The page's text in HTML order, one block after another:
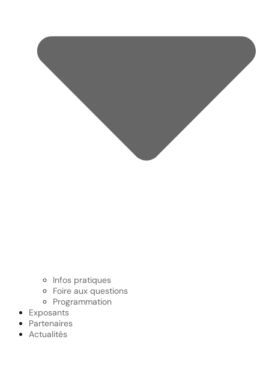
Infos pratiques
Foire aux questions
Programmation
Exposants
Partenaires
Actualités